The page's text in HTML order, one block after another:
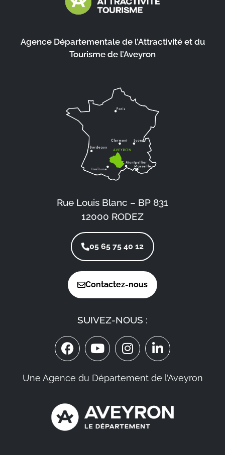
Agence Départementale de l’Attractivité et du
Tourisme de l’Aveyron
Rue Louis Blanc – BP 831
12000 RODEZ
05 65 75 40 12
Contactez-nous
SUIVEZ-NOUS :
Une Agence du Département de l’Aveyron